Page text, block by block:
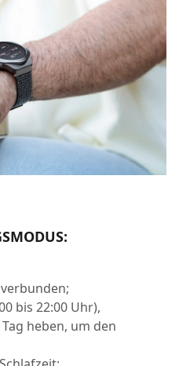
bis 22:00 Uhr),
heben, um den